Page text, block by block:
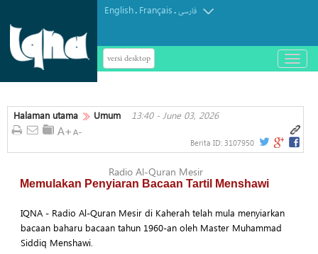
English. Français.فارسی
versi desktop
باز
و
کردن
Halaman utama Umum 13:40 - June 03, 2026
Berita ID: 3107950
Radio Al-Quran Mesir
Memulakan Penyiaran Bacaan Tartil Menshawi
IQNA - Radio Al-Quran Mesir di Kaherah telah mula menyiarkan
bacaan baharu bacaan tahun 1960-an oleh Master Muhammad
Siddiq Menshawi.